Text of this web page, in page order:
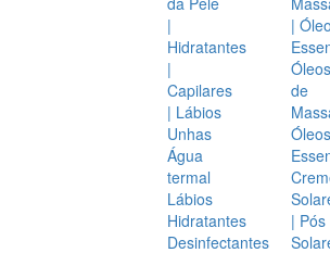
|
Hidratantes
|
Capilares
| Lábios
Unhas
Água
termal
Lábios
Hidratantes
Desinfectantes
|
Óleos
de
Óleos
| Pós